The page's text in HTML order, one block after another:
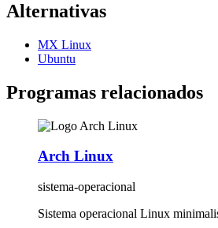
Alternativas
MX Linux
Ubuntu
Programas relacionados
Arch Linux
sistema-operacional
Sistema operacional Linux